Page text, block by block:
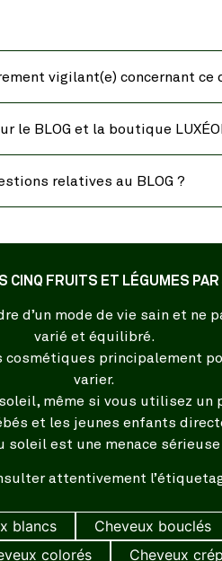
vigilant(e) concernant ce
le BLOG et la boutique
relatives au BLOG ?
CINQ FRUITS ET LÉGUMES
d’un mode de vie sain et
varié et équilibré.
principalement
varier.
même si vous utilisez
et les jeunes enfants
soleil est une menace
attentivement
blancs Cheveux bouclés
colorés Cheveux